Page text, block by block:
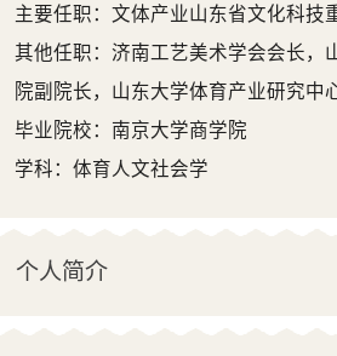
主要任职：文体产业山东省文化科技
其他任职：济南工艺美术学会会长，
院副院长，山东大学体育产业研究中
毕业院校：南京大学商学院
学科：体育人文社会学
个人简介